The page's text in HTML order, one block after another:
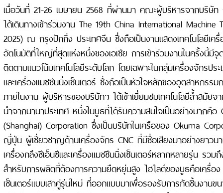
เมื่อวันที่ 21-26 เมษายน 2568 ที่ผ่านมา คณะผู้บริหารจากบริ
ได้เดินทางเข้าร่วมงาน The 19th China International Machine
2025) ณ กรุงปักกิ่ง ประเทศจีน ซึ่งถือเป็นงานแสดงเทคโนโลยีเค
อัตโนมัติที่ใหญ่ที่สุดแห่งหนึ่งของเอเชีย การเข้าร่วมงานในครั้งนี้มี
ติดตามแนวโน้มเทคโนโลยีระดับโลก โดยเฉพาะในกลุ่มเครื่องจักรปร
และเครื่องแมชชีนนิ่งเซ็นเตอร์ ซึ่งถือเป็นหัวใจหลักของอุตสาหกรร
ภายในงาน ผู้บริหารของบริษัทฯ ได้เข้าเยี่ยมชมเทคโนโลยีล้ำสมัย
นำจากนานาประเทศ หนึ่งในบูธที่ได้รับความสนใจเป็นอย่างมากคื
(Shanghai) Corporation ซึ่งเป็นบริษัทในเครือของ Okuma
ญี่ปุ่น ผู้เชี่ยวชาญด้านเครื่องจักร CNC ที่มีชื่อเสียงมาอย่างยาวน
เครื่องกลึงซีเอ็นซีและเครื่องแมชชีนนิ่งเซ็นเตอร์หลากหลายรุ่น รวม
สำหรับการผลิตที่ต้องการความยืดหยุ่นสูง ไฮไลต์ของบูธคือเครื่อ
เซ็นเตอร์แบบเสาคู่รุ่นใหม่ ที่ออกแบบมาเพื่อรองรับการกัดชิ้นงาน